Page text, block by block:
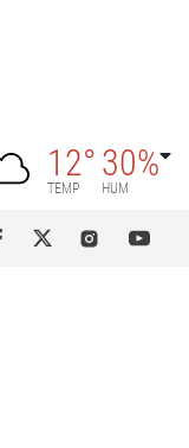
12°
TEMP
30%
HUM